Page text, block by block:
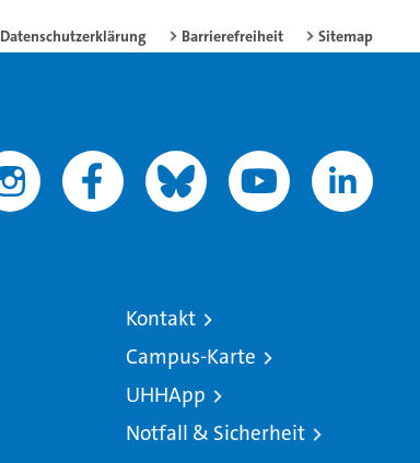
Datenschutzerklärung Barrierefreiheit Sitemap
Kontakt
Campus-Karte
UHHApp
Notfall & Sicherheit